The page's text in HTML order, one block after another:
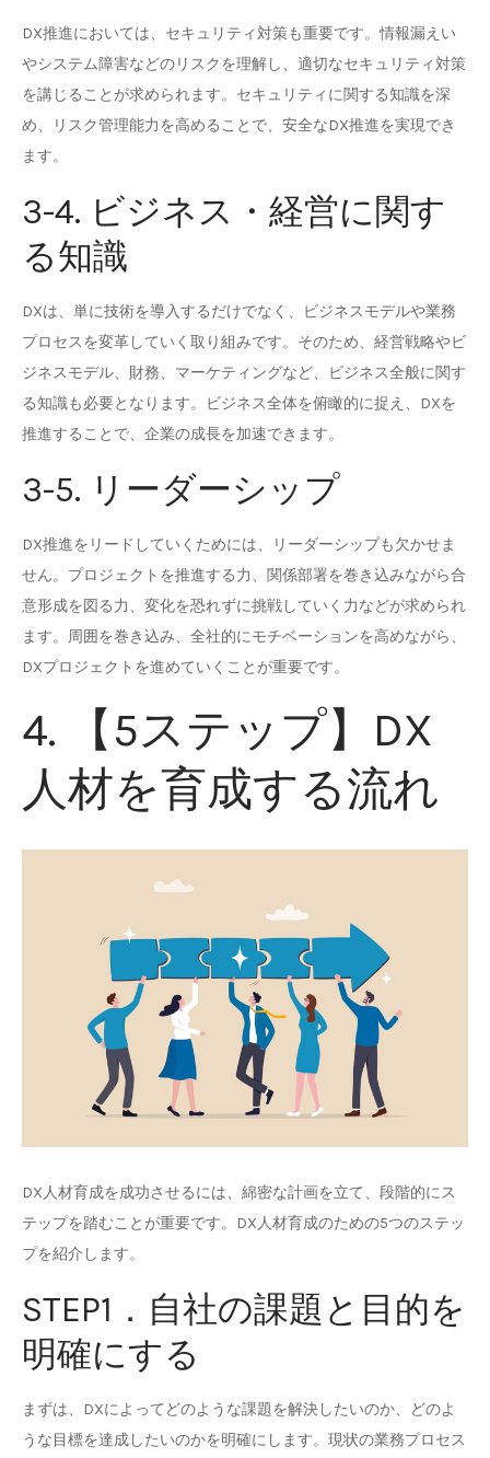
DX推進においては、セキュリティ対策も重要です。情報漏えい
やシステム障害などのリスクを理解し、適切なセキュリティ対策
を講じることが求められます。セキュリティに関する知識を深
め、リスク管理能力を高めることで、安全なDX推進を実現でき
ます。
3-4. ビジネス・経営に関す
る知識
DXは、単に技術を導入するだけでなく、ビジネスモデルや業務
プロセスを変革していく取り組みです。そのため、経営戦略やビ
ジネスモデル、財務、マーケティングなど、ビジネス全般に関す
る知識も必要となります。ビジネス全体を俯瞰的に捉え、DXを
推進することで、企業の成長を加速できます。
3-5. リーダーシップ
DX推進をリードしていくためには、リーダーシップも欠かせま
せん。プロジェクトを推進する力、関係部署を巻き込みながら合
意形成を図る力、変化を恐れずに挑戦していく力などが求められ
ます。周囲を巻き込み、全社的にモチベーションを高めながら、
DXプロジェクトを進めていくことが重要です。
4. 【5ステップ】DX
人材を育成する流れ
DX人材育成を成功させるには、綿密な計画を立て、段階的にス
テップを踏むことが重要です。DX人材育成のための5つのステッ
プを紹介します。
STEP1．自社の課題と目的を
明確にする
まずは、DXによってどのような課題を解決したいのか、どのよ
うな目標を達成したいのかを明確にします。現状の業務プロセス